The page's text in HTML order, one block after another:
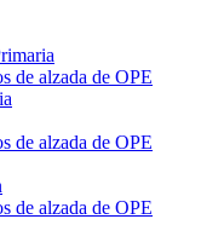
de alzada de OPE
de alzada de OPE
de alzada de OPE